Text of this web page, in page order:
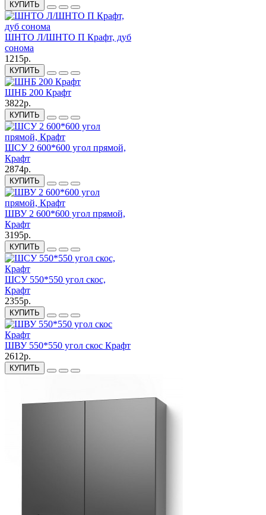
КУПИТЬ
ШНТО Л/ШНТО П Крафт, дуб
сонома
1215р.
КУПИТЬ
ШНБ 200 Крафт
3822р.
КУПИТЬ
ШСУ 2 600*600 угол прямой,
Крафт
2874р.
КУПИТЬ
ШВУ 2 600*600 угол прямой,
Крафт
3195р.
КУПИТЬ
ШСУ 550*550 угол скос,
Крафт
2355р.
КУПИТЬ
ШВУ 550*550 угол скос Крафт
2612р.
КУПИТЬ